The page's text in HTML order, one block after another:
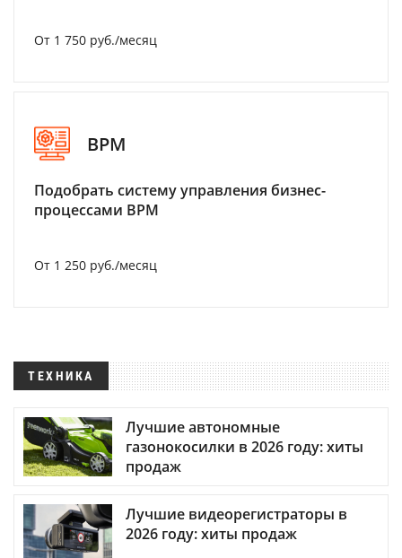
От 1 750 руб./месяц
BPM
Подобрать систему управления бизнес-
процессами BPM
От 1 250 руб./месяц
ТЕХНИКА
Лучшие автономные
газонокосилки в 2026 году: хиты
продаж
Лучшие видеорегистраторы в
2026 году: хиты продаж